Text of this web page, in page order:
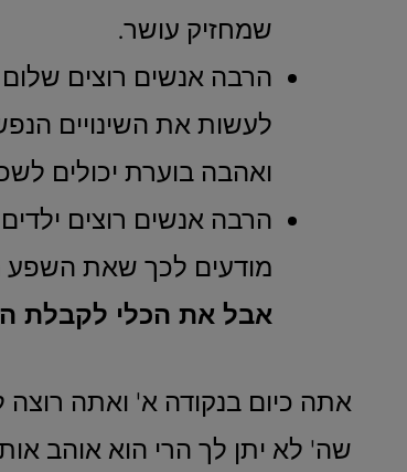
שמחזיק עושר.
הרבה אנשים רוצים
לעשות את השינויים
ואהבה בוערת יכולים
הרבה אנשים רוצים
מודעים לכך שאת השפע
אבל את הכלי לקבלת
אתה כיום בנקודה א' ואתה
שה' לא יתן לך הרי הוא אוהב